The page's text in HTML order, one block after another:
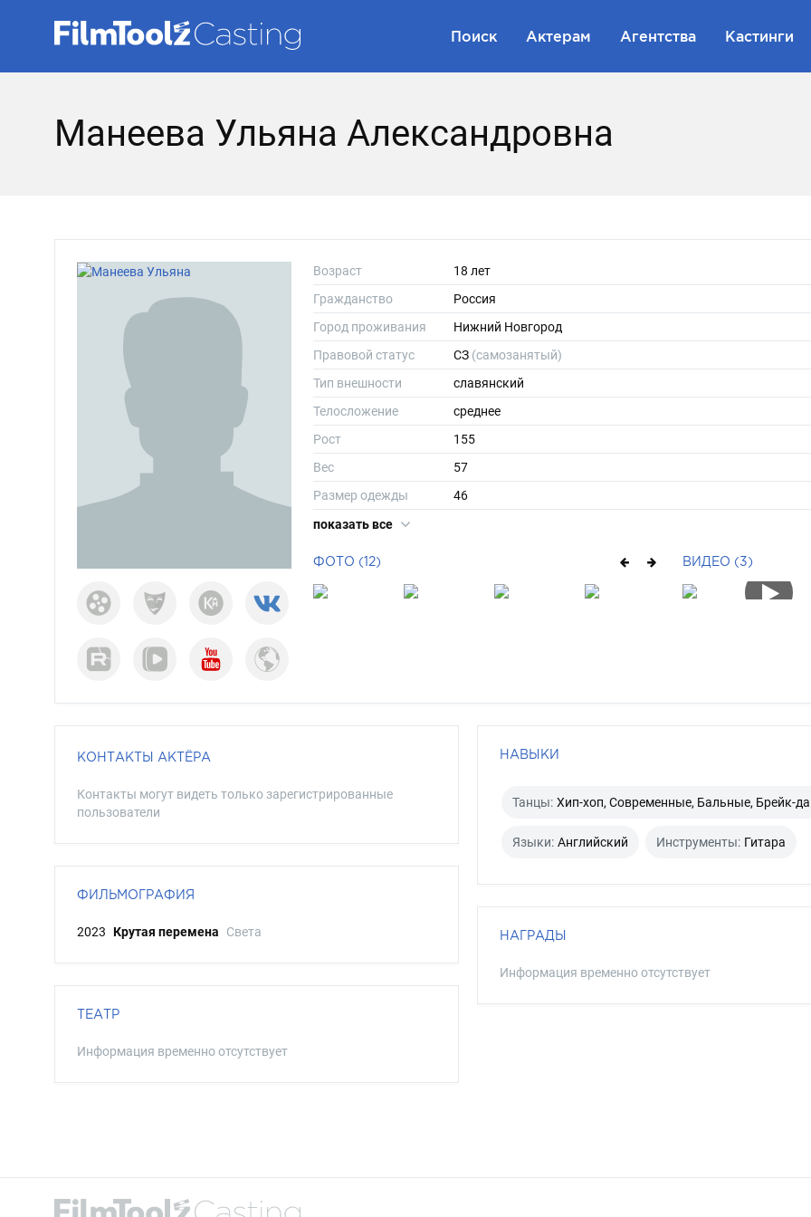
Поиск Актерам Агентства Кастинги
Манеева Ульяна Александровна
Возраст
18 лет
Гражданство
Россия
Город проживания
Нижний Новгород
Правовой статус
СЗ (самозанятый)
Тип внешности
славянский
Телосложение
среднее
Рост
155
Вес
57
Размер одежды
46
Размер обуви
показать все
ФОТО (12) ВИДЕО (3)
КОНТАКТЫ АКТЁРА
Контакты могут видеть только зарегистрированные
пользователи
ФИЛЬМОГРАФИЯ
2023 Крутая перемена Света
ТЕАТР
Информация временно отсутствует
НАВЫКИ
Танцы: Хип-хоп, Современные, Бальные, Брейк-
Языки: Английский Инструменты: Гитара
НАГРАДЫ
Информация временно отсутствует